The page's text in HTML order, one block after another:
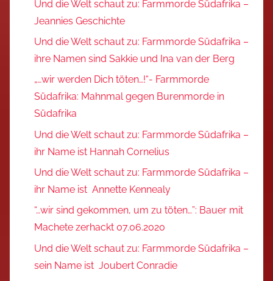
Und die Welt schaut zu: Farmmorde Südafrika –
Jeannies Geschichte
Und die Welt schaut zu: Farmmorde Südafrika –
ihre Namen sind Sakkie und Ina van der Berg
„…wir werden Dich töten…!“- Farmmorde
Südafrika: Mahnmal gegen Burenmorde in
Südafrika
Und die Welt schaut zu: Farmmorde Südafrika –
ihr Name ist Hannah Cornelius
Und die Welt schaut zu: Farmmorde Südafrika –
ihr Name ist Annette Kennealy
“…wir sind gekommen, um zu töten…”: Bauer mit
Machete zerhackt 07.06.2020
Und die Welt schaut zu: Farmmorde Südafrika –
sein Name ist Joubert Conradie